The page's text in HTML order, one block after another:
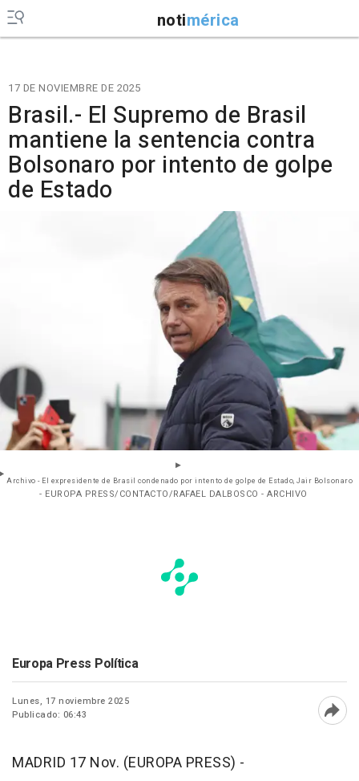
notimérica
17 DE NOVIEMBRE DE 2025
Brasil.- El Supremo de Brasil
mantiene la sentencia contra
Bolsonaro por intento de golpe
de Estado
Archivo - El expresidente de Brasil condenado por intento de golpe de Estado, Jair Bolsonaro
- EUROPA PRESS/CONTACTO/RAFAEL DALBOSCO - ARCHIVO
Europa Press Política
Lunes, 17 noviembre 2025
Publicado: 06:43
MADRID 17 Nov. (EUROPA PRESS) -